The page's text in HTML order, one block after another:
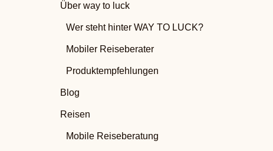
Über way to luck
Wer steht hinter WAY TO LUCK?
Mobiler Reiseberater
Produktempfehlungen
Blog
Reisen
Mobile Reiseberatung